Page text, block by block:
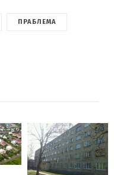
ПРАБЛЕМА